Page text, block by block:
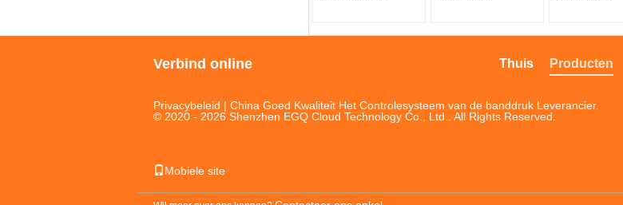
Verbind online Producten
Thuis
Privacybeleid | China Goed Kwaliteit Het Controlesysteem van de banddruk Leverancier.
© 2020 - 2026 Shenzhen EGQ Cloud Technology Co., Ltd.. All Rights Reserved.
Mobiele site